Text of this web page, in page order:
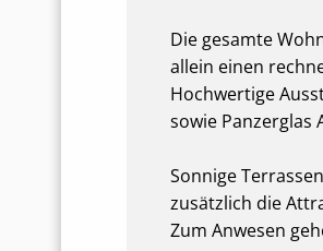
Die gesamte
allein einen
Hochwertige
sowie Panzerglas
Sonnige
zusätzlich die
Zum Anwesen